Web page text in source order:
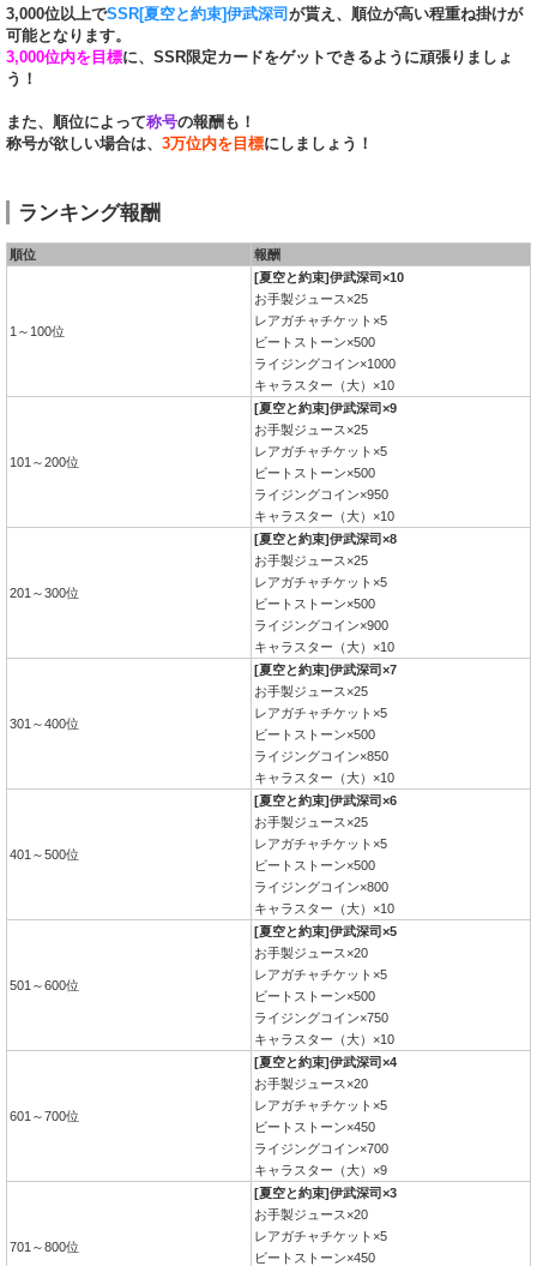
3,000位以上でSSR[夏空と約束]伊武深司 が貰え、順位が高い程重ね掛けが
可能となります。
3,000位内を目標に、SSR限定カードをゲットできるように頑張りましょ
う！
また、順位によって称号の報酬も！
称号が欲しい場合は、 3万位内を目標にしましょう！
ランキング報酬
順位 報酬
1～100位
[夏空と約束]伊武深司×10
お手製ジュース×25
レアガチャチケット×5
ビートストーン×500
ライジングコイン×1000
キャラスター（大）×10
101～200位
[夏空と約束]伊武深司×9
お手製ジュース×25
レアガチャチケット×5
ビートストーン×500
ライジングコイン×950
キャラスター（大）×10
201～300位
[夏空と約束]伊武深司×8
お手製ジュース×25
レアガチャチケット×5
ビートストーン×500
ライジングコイン×900
キャラスター（大）×10
301～400位
[夏空と約束]伊武深司×7
お手製ジュース×25
レアガチャチケット×5
ビートストーン×500
ライジングコイン×850
キャラスター（大）×10
401～500位
[夏空と約束]伊武深司×6
お手製ジュース×25
レアガチャチケット×5
ビートストーン×500
ライジングコイン×800
キャラスター（大）×10
501～600位
[夏空と約束]伊武深司×5
お手製ジュース×20
レアガチャチケット×5
ビートストーン×500
ライジングコイン×750
キャラスター（大）×10
601～700位
[夏空と約束]伊武深司×4
お手製ジュース×20
レアガチャチケット×5
ビートストーン×450
ライジングコイン×700
キャラスター（大）×9
701～800位
[夏空と約束]伊武深司×3
お手製ジュース×20
レアガチャチケット×5
ビートストーン×450